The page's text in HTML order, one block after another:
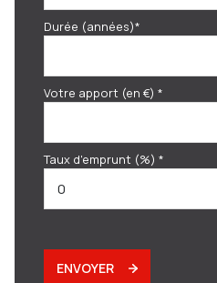
Durée (années)*
Votre apport (en €) *
Taux d'emprunt (%) *
ENVOYER